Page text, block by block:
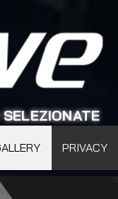
PRIVACY